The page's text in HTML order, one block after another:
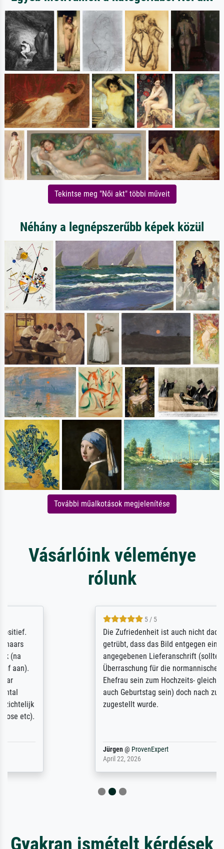
Tekintse meg "Női akt" többi műveit
Néhány a legnépszerűbb képek közül
További műalkotások megjelenítése
Vásárlóink véleménye
rólunk
Die Zufriedenheit ist auch nicht dadurch
getrübt, dass das Bild entgegen einer
angegebenen Lieferanschrift (sollte eine
Überraschung für die normannische
Ehefrau sein zum Hochzeits- gleichzeitig
auch Geburtstag sein) doch nach zu Hause
ProvenExpert
Gyakran ismételt kérdések